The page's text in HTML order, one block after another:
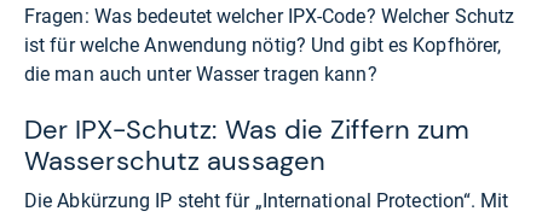
Fragen: Was bedeutet welcher IPX-Code? Welcher Schutz
ist für welche Anwendung nötig? Und gibt es Kopfhörer,
die man auch unter Wasser tragen kann?
Der IPX-Schutz: Was die Ziffern zum
Wasserschutz aussagen
Die Abkürzung IP steht für „International Protection“. Mit